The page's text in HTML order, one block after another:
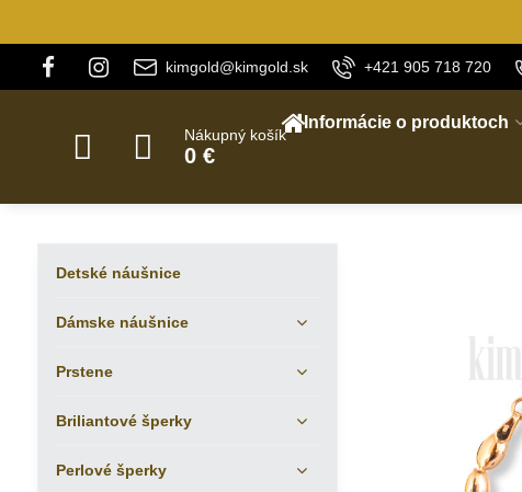
kimgold@kimgold.sk +421 905 718 720
Nákupný košík
0 €
Informácie o produktoch
Detské náušnice
Dámske náušnice
Prstene
Briliantové šperky
Perlové šperky